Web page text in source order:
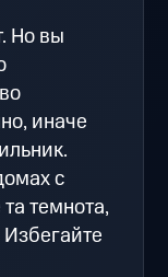
Но вы
иначе
с
темнота,